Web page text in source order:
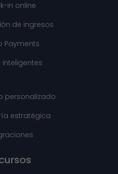
in online
de ingresos
Payments
inteligentes
personalizado
estratégica